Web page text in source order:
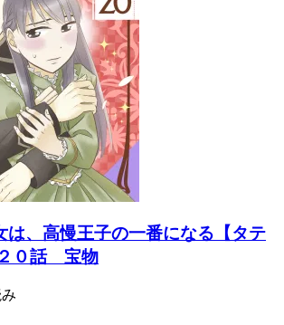
は、高慢王子の一番になる【タテ
０話 宝物